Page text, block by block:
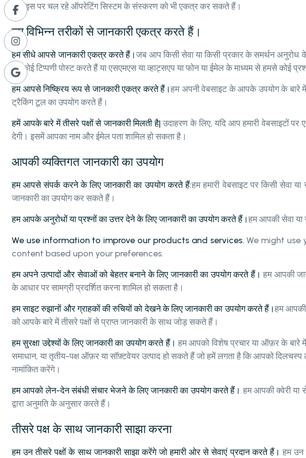
डिवाइस पर चल रहे ऑपरेटिंग सिस्टम के संस्करण को भी एकत्र कर सकते हैं।
हम विभिन्न तरीकों से जानकारी एकत्र करते हैं।
हम सीधे आपसे जानकारी एकत्र करते हैं।जब आप किसी सेवा या किसी प्रकार के समर्थन अनुरोध
पर कोई टिप्पणी पोस्ट करते हैं या एसएमएस या व्हाट्सएप या फोन या ईमेल के माध्यम से हमसे कोई
हम आपसे निष्क्रिय रूप से जानकारी एकत्र करते हैं।हम अपनी वेबसाइट के आपके उपयोग के
ट्रैकिंग टूल का उपयोग करते हैं।
हमें आपके बारे में तीसरे पक्षों से जानकारी मिलती है| उदाहरण के लिए, यदि आप हमारी वेबसाइटों
देगी। इसमें आपका नाम और ईमेल पता शामिल हो सकता है।
आपकी व्यक्तिगत जानकारी का उपयोग
हम आपसे संपर्क करने के लिए जानकारी का उपयोग करते हैं:हम हमारी वेबसाइट पर किसी सेवा
जानकारी का उपयोग कर सकते हैं।
हम आपके अनुरोधों या प्रश्नों का उत्तर देने के लिए जानकारी का उपयोग करते हैं।हम आपकी सेवा या
We use information to improve our products and services. We might use
content based upon your preferences.
हम अपने उत्पादों और सेवाओं को बेहतर बनाने के लिए जानकारी का उपयोग करते हैं। हम आपकी
के आधार पर सामग्री प्रदर्शित करना शामिल हो सकता है।
हम साइट रुझानों और ग्राहकों की रुचियों को देखने के लिए जानकारी का उपयोग करते हैं।हम आपकी
को आपके बारे में तीसरे पक्षों से प्राप्त जानकारी के साथ जोड़ सकते हैं।
हम सुरक्षा उद्देश्यों के लिए जानकारी का उपयोग करते हैं। हम आपको विशेष प्रचार या ऑफ़र के
समाधान, या तृतीय-पक्ष ऑफ़र या सॉफ़्टवेयर उत्पाद हो सकते हैं जो हमें लगता है कि आपको
नामांकित करेंगे।
हम आपको लेन-देन संबंधी संचार भेजने के लिए जानकारी का उपयोग करते हैं। हम आपकी क्वेरी या
द्वारा अनुमति के अनुसार करते हैं।
तीसरे पक्ष के साथ जानकारी साझा करना
हम उन तीसरे पक्षों के साथ जानकारी साझा करेंगे जो हमारी ओर से सेवाएं प्रदान करते हैं।हम उन